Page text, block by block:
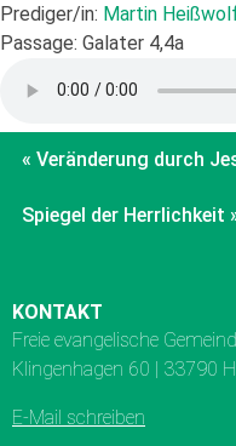
Prediger/in: Martin
Passage: Galater 4,4a
« Veränderung durch
Spiegel der Herrlichkeit
KONTAKT
Freie evangelische
Klingenhagen 60 | 33790
E-Mail schreiben